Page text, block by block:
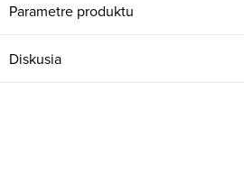
Parametre produktu
Diskusia